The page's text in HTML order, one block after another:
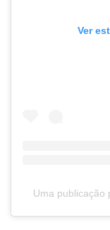
Ver
Uma publicação